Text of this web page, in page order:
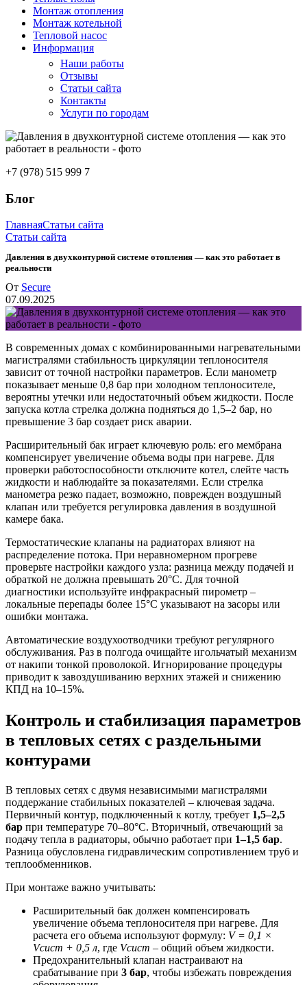
Монтаж отопления
Монтаж котельной
Тепловой насос
Информация
Наши работы
Отзывы
Статьи сайта
Контакты
Услуги по городам
+7 (978) 515 999 7
Блог
ГлавнаяСтатьи сайта
Статьи сайта
Давления в двухконтурной системе отопления — как это работает в
реальности
От Secure
07.09.2025
В современных домах с комбинированными нагревательными
магистралями стабильность циркуляции теплоносителя
зависит от точной настройки параметров. Если манометр
показывает меньше 0,8 бар при холодном теплоносителе,
вероятны утечки или недостаточный объем жидкости. После
запуска котла стрелка должна подняться до 1,5–2 бар, но
превышение 3 бар создает риск аварии.
Расширительный бак играет ключевую роль: его мембрана
компенсирует увеличение объема воды при нагреве. Для
проверки работоспособности отключите котел, слейте часть
жидкости и наблюдайте за показателями. Если стрелка
манометра резко падает, возможно, поврежден воздушный
клапан или требуется регулировка давления в воздушной
камере бака.
Термостатические клапаны на радиаторах влияют на
распределение потока. При неравномерном прогреве
проверьте настройки каждого узла: разница между подачей и
обраткой не должна превышать 20°C. Для точной
диагностики используйте инфракрасный пирометр –
локальные перепады более 15°C указывают на засоры или
ошибки монтажа.
Автоматические воздухоотводчики требуют регулярного
обслуживания. Раз в полгода очищайте игольчатый механизм
от накипи тонкой проволокой. Игнорирование процедуры
приводит к завоздушиванию верхних этажей и снижению
КПД на 10–15%.
Контроль и стабилизация параметров
в тепловых сетях с раздельными
контурами
В тепловых сетях с двумя независимыми магистралями
поддержание стабильных показателей – ключевая задача.
Первичный контур, подключенный к котлу, требует 1,5–2,5
бар при температуре 70–80°C. Вторичный, отвечающий за
подачу тепла в радиаторы, обычно работает при 1–1,5 бар.
Разница обусловлена гидравлическим сопротивлением труб и
теплообменников.
При монтаже важно учитывать:
Расширительный бак должен компенсировать
увеличение объема теплоносителя при нагреве. Для
расчета его объема используют формулу: V = 0,1 ×
Vсист + 0,5 л, где Vсист – общий объем жидкости.
Предохранительный клапан настраивают на
срабатывание при 3 бар, чтобы избежать повреждения